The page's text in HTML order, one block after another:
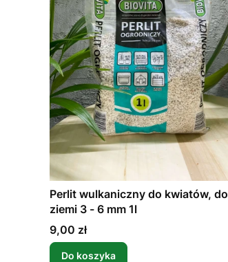
Perlit wulkaniczny do kwiatów, do
ziemi 3 - 6 mm 1l
Cena
9,00 zł
Do koszyka